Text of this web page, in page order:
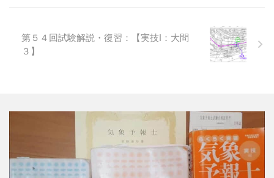
第５４回試験解説・復習：【実技Ⅰ：大問
３】